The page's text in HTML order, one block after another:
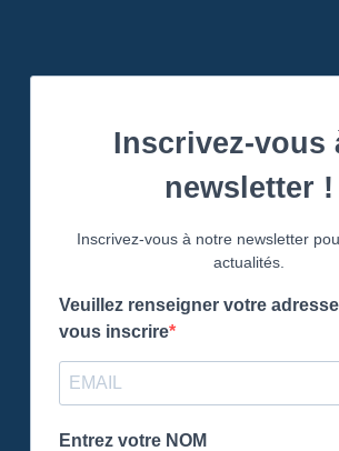
Inscrivez-vous
newsletter !
Inscrivez-vous à notre newsletter
actualités.
Veuillez renseigner votre
vous inscrire
Entrez votre NOM